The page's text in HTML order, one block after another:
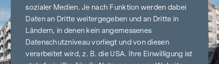
sozialer Medien. Je nach Funktion werden dabei
Daten an Dritte weitergegeben und an Dritte in
Ländern, in denen kein angemessenes
Datenschutzniveau vorliegt und von diesen
verarbeitet wird, z. B. die USA. Ihre Einwilligung ist